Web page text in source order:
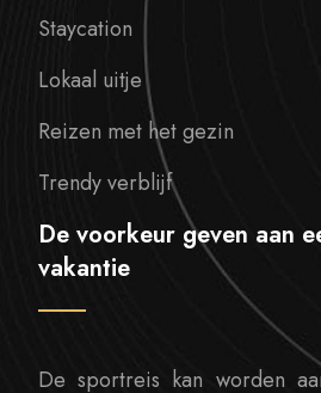
Staycation
Lokaal uitje
Reizen met het gezin
Trendy verblijf
De voorkeur geven aan
vakantie
De sportreis kan worden